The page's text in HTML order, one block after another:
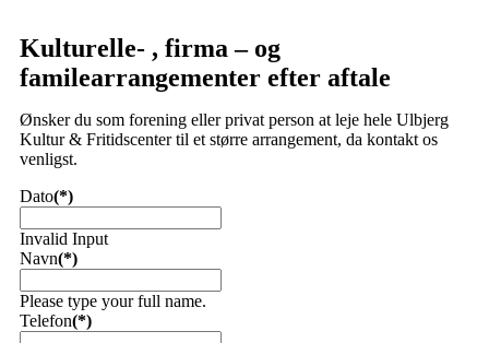
Kulturelle- , firma – og
familearrangementer efter aftale
Ønsker du som forening eller privat person at leje hele Ulbjerg
Kultur & Fritidscenter til et større arrangement, da kontakt os
venligst.
Dato(*)
Invalid Input
Navn(*)
Please type your full name.
Telefon(*)